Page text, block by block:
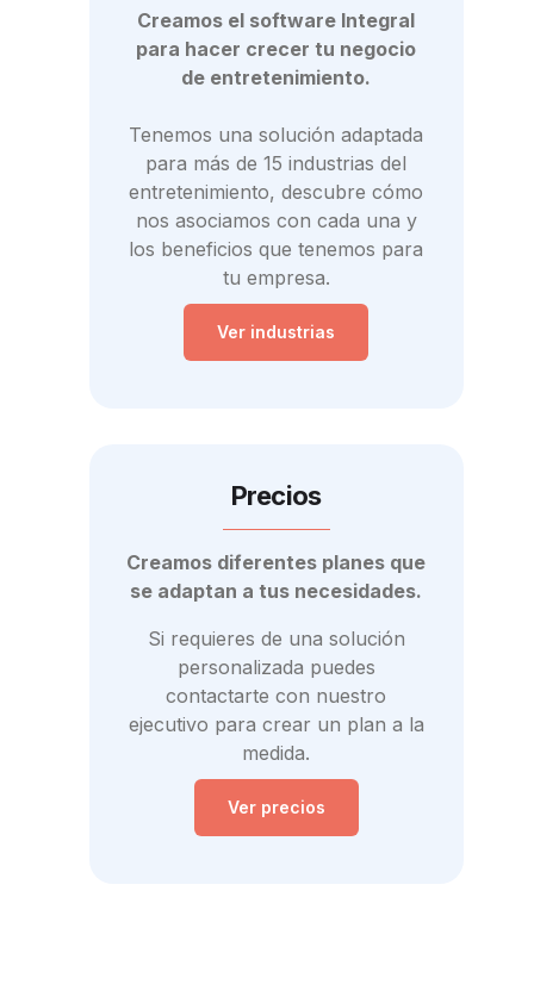
Creamos el software Integral
para hacer crecer tu negocio
de entretenimiento.
Tenemos una solución adaptada
para más de 15 industrias del
entretenimiento, descubre cómo
nos asociamos con cada una y
los beneficios que tenemos para
tu empresa.
Ver industrias
Precios
Creamos diferentes planes que
se adaptan a tus necesidades.
Si requieres de una solución
personalizada puedes
contactarte con nuestro
ejecutivo para crear un plan a la
medida.
Ver precios